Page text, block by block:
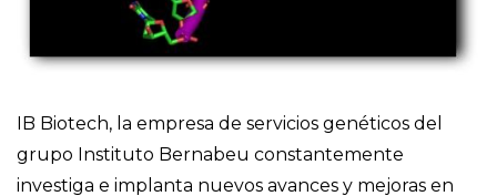
IB Biotech, la empresa de servicios genéticos del
grupo Instituto Bernabeu constantemente
investiga e implanta nuevos avances y mejoras en